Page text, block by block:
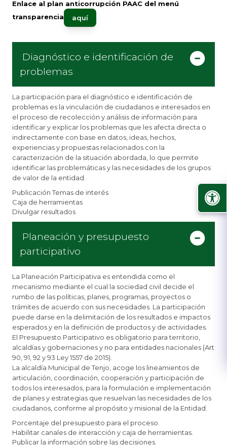
Enlace al plan anticorrupción PAAC del menú
transparencia
aquí
Diagnóstico e identificación de
problemas​
La participación para el diagnóstico e identificación de
problemas es la vinculación de ciudadanos e interesados en
el proceso de recolección y análisis de información para
identificar y explicar los problemas que les afecta directa o
indirectamente con base en datos, ideas, hechos,
experiencias y propuestas relacionados con la
caracterización de la situación abordada, lo que permite
identificar las problemáticas y las necesidades de los grupos
de valor de la entidad.
Publicación Temas de interés
Caja de herramientas
Divulgar resultados
Planeación y presupuesto
participativo
La Planeación Participativa es entendida como el
mecanismo mediante el cual la sociedad civil decide el
rumbo de las políticas, planes, programas, proyectos o
trámites de acuerdo con sus necesidades. La participación
puede darse en la delimitación de los resultados e impactos
esperados y en la definición de productos y de actividades.
El Presupuesto Participativo es obligatorio para territorio,
alcaldías y gobernaciones y no para entidades nacionales (Art
90, 91, 92 y 93 Ley 1557 de 2015).
La alcaldía Municipal de Tenjo, acoge los lineamientos de
articulación, coordinación, cooperación y participación de
todos los interesados, para la formulación e implementación
de planes y estrategias que resuelvan las necesidades de los
ciudadanos, conforme al propósito y misional de la Entidad.
Porcentaje del presupuesto para el proceso.
Habilitar canales de interacción y caja de herramientas.
Publicar la información sobre las decisiones.